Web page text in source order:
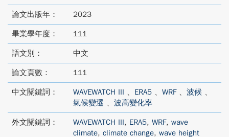
論文出版年： 2023
畢業學年度： 111
語文別： 中文
論文頁數： 111
中文關鍵詞： WAVEWATCH III 、 ERA5 、 WRF、 波候 、
氣候變遷 、 波高變化率
外文關鍵詞： WAVEWATCH III, ERA5, WRF, wave
climate, climate change, wave height